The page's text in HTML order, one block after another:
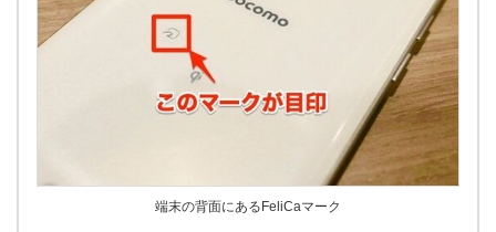
端末の背面にあるFeliCaマーク